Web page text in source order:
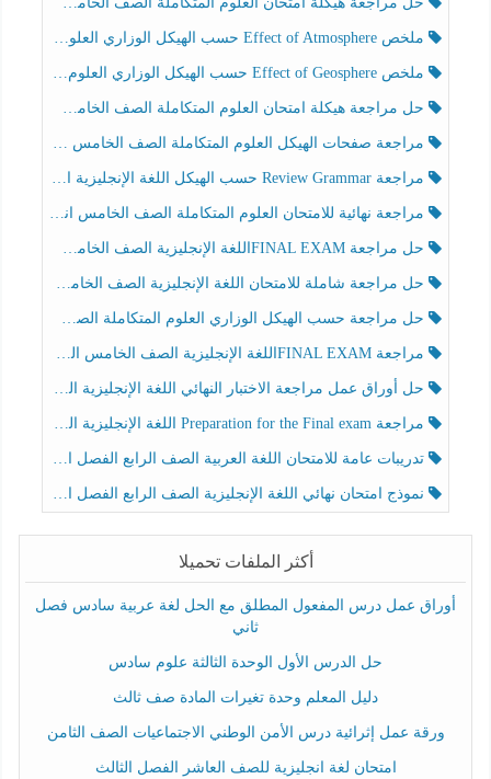
ملخص Effect of Atmosphere حسب الهيكل الوزاري العلوم المتكاملة الصف الخامس انسبير الفصل الثالث
ملخص Effect of Geosphere حسب الهيكل الوزاري العلوم المتكاملة الصف الخامس انسبير الفصل الثالث
حل مراجعة هيكلة امتحان العلوم المتكاملة الصف الخامس عام الفصل الثالث
مراجعة صفحات الهيكل العلوم المتكاملة الصف الخامس انسبير الفصل الثالث
مراجعة Review Grammar حسب الهيكل اللغة الإنجليزية الصف الخامس الفصل الثالث
مراجعة نهائية للامتحان العلوم المتكاملة الصف الخامس انسبير الفصل الثالث
حل مراجعة FINAL EXAMاللغة الإنجليزية الصف الخامس الفصل الثالث
حل مراجعة شاملة للامتحان اللغة الإنجليزية الصف الخامس الفصل الثالث
حل مراجعة حسب الهيكل الوزاري العلوم المتكاملة الصف الخامس عام الفصل الثالث
مراجعة FINAL EXAMاللغة الإنجليزية الصف الخامس الفصل الثالث
حل أوراق عمل مراجعة الاختبار النهائي اللغة الإنجليزية الصف الرابع الفصل الثالث
مراجعة Preparation for the Final exam اللغة الإنجليزية الصف الرابع الفصل الثالث
تدريبات عامة للامتحان اللغة العربية الصف الرابع الفصل الثالث
نموذج امتحان نهائي اللغة الإنجليزية الصف الرابع الفصل الثالث
أكثر الملفات تحميلا
أوراق عمل درس المفعول المطلق مع الحل لغة عربية سادس فصل
ثاني
حل الدرس الأول الوحدة الثالثة علوم سادس
دليل المعلم وحدة تغيرات المادة صف ثالث
ورقة عمل إثرائية درس الأمن الوطني الاجتماعيات الصف الثامن
امتحان لغة انجليزية للصف العاشر الفصل الثالث